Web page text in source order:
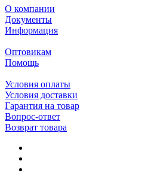
О компании
Документы
Информация
Оптовикам
Помощь
Условия оплаты
Условия доставки
Гарантия на товар
Вопрос-ответ
Возврат товара